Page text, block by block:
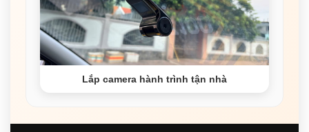
Lắp camera hành trình tận nhà